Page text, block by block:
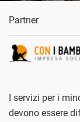
Partner
I servizi per i
devono essere